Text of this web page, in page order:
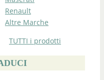
Renault
Altre Marche
TUTTI i prodotti